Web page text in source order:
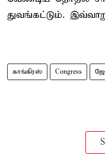
துவங்கட்டும்.
காங்கிரஸ் Congress